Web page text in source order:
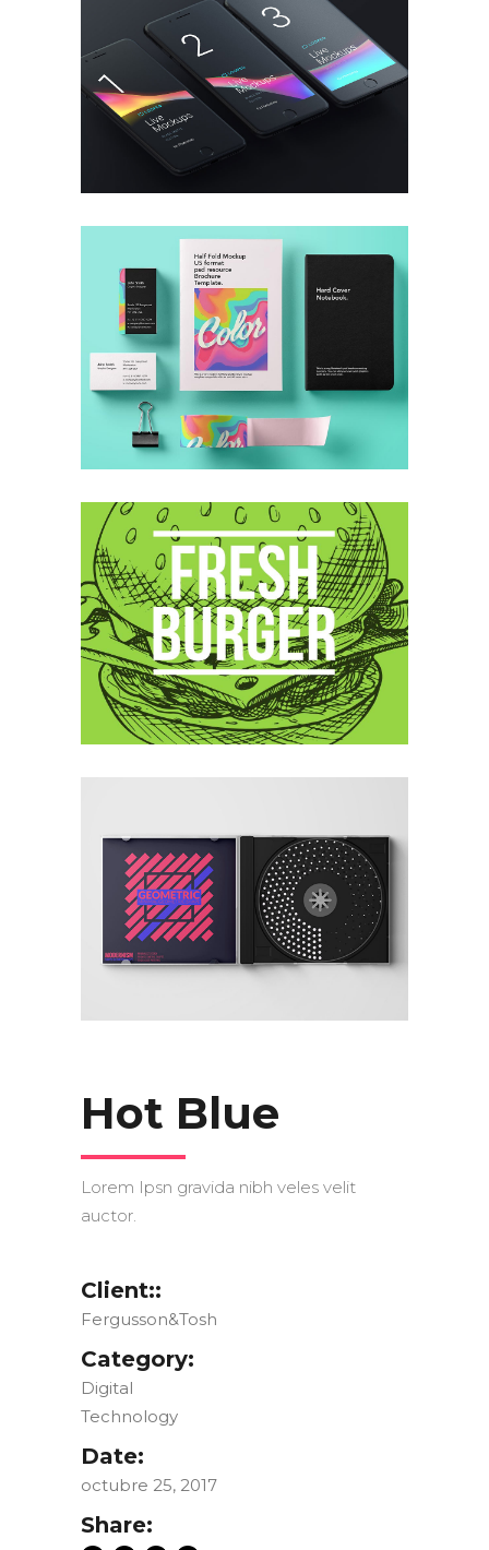
Hot Blue
Lorem Ipsn gravida nibh veles velit
auctor.
Client::
Fergusson&Tosh
Category:
Digital
Technology
Date:
octubre 25, 2017
Share: